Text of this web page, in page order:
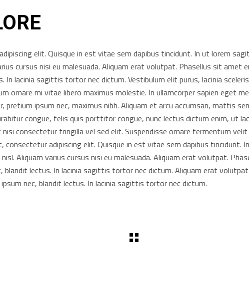
elit. Quisque in est vitae sem dapibus tincidunt. In ut lorem
cursus nisi eu malesuada. Aliquam erat volutpat. Phasellus sit amet
lacinia sagittis tortor nec dictum. Vestibulum elit purus, lacinia
ornare mi vitae libero maximus molestie. In ullamcorper sapien eget
ipsum nec, maximus nibh. Aliquam et arcu accumsan, mattis
congue, felis quis porttitor congue, nunc lectus dictum enim, ut
consectetur fringilla vel sed elit. Suspendisse ornare fermentum
adipiscing elit. Quisque in est vitae sem dapibus tincidunt.
Aliquam varius cursus nisi eu malesuada. Aliquam erat volutpat.
lectus. In lacinia sagittis tortor nec dictum. Aliquam erat volutpat.
nec, blandit lectus. In lacinia sagittis tortor nec dictum.